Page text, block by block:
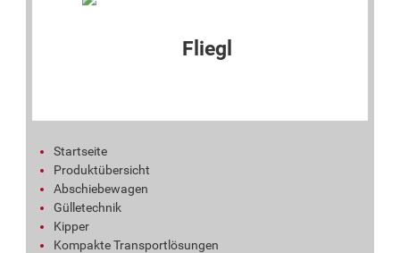
Startseite
Produktübersicht
Abschiebewagen
Gülletechnik
Kipper
Kompakte Transportlösungen